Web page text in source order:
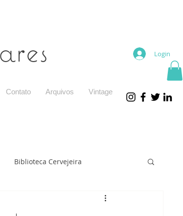
Login
Contato Arquivos Vintage
Biblioteca Cervejeira